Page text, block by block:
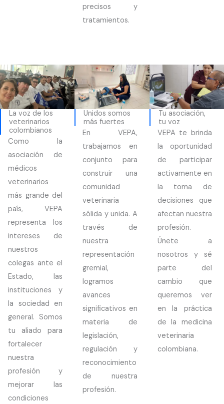
precisos y
tratamientos.
La voz de los
veterinarios
colombianos
Como la
asociación de
médicos
veterinarios
más grande del
país, VEPA
representa los
intereses de
nuestros
colegas ante el
Estado, las
instituciones y
la sociedad en
general. Somos
tu aliado para
fortalecer
nuestra
profesión y
mejorar las
condiciones
Unidos somos
más fuertes
En VEPA,
trabajamos en
conjunto para
construir una
comunidad
veterinaria
sólida y unida. A
través de
nuestra
representación
gremial,
logramos
avances
significativos en
materia de
legislación,
regulación y
reconocimiento
de nuestra
profesión.
Tu asociación,
tu voz
VEPA te brinda
la oportunidad
de participar
activamente en
la toma de
decisiones que
afectan nuestra
profesión.
Únete a
nosotros y sé
parte del
cambio que
queremos ver
en la práctica
de la medicina
veterinaria
colombiana.